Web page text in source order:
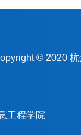
© 2020
工程学院